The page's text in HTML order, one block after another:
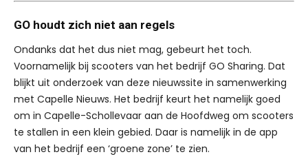
GO houdt zich niet aan regels
Ondanks dat het dus niet mag, gebeurt het toch.
Voornamelijk bij scooters van het bedrijf GO Sharing. Dat
blijkt uit onderzoek van deze nieuwssite in samenwerking
met Capelle Nieuws. Het bedrijf keurt het namelijk goed
om in Capelle-Schollevaar aan de Hoofdweg om scooters
te stallen in een klein gebied. Daar is namelijk in de app
van het bedrijf een ‘groene zone’ te zien.